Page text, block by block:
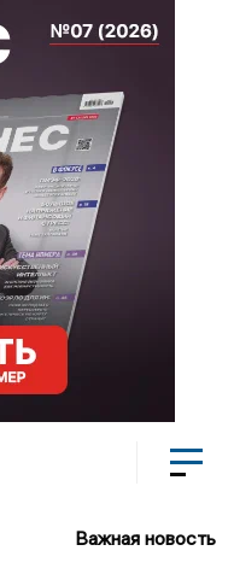
Важная новость